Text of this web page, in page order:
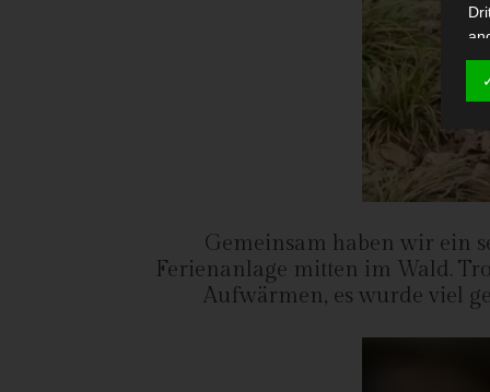
Gemeinsam haben wir ein
Ferienanlage mitten im Wald.
Aufwärmen, es wurde viel